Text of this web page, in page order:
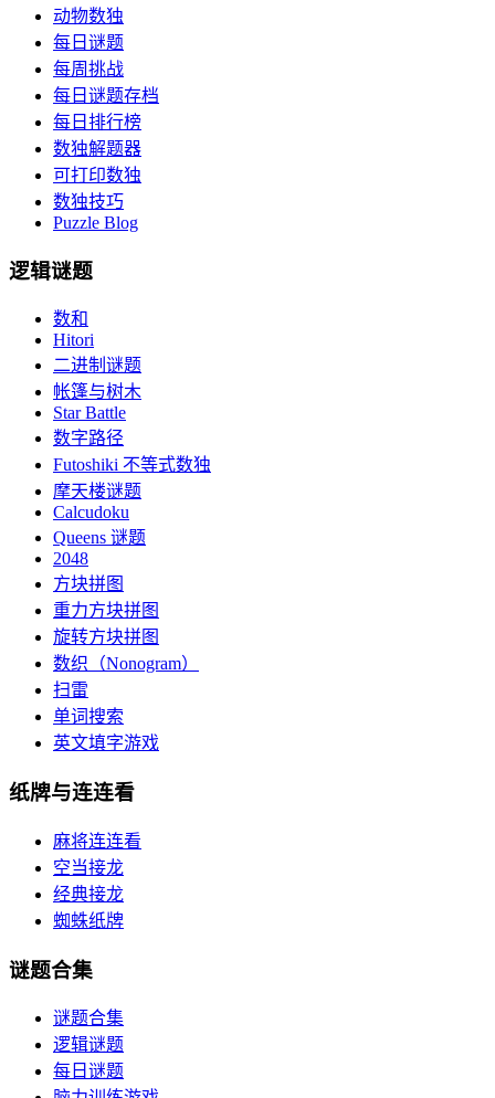
动物数独
每日谜题
每周挑战
每日谜题存档
每日排行榜
数独解题器
可打印数独
数独技巧
Puzzle Blog
逻辑谜题
数和
Hitori
二进制谜题
帐篷与树木
Star Battle
数字路径
Futoshiki 不等式数独
摩天楼谜题
Calcudoku
Queens 谜题
2048
方块拼图
重力方块拼图
旋转方块拼图
数织（Nonogram）
扫雷
单词搜索
英文填字游戏
纸牌与连连看
麻将连连看
空当接龙
经典接龙
蜘蛛纸牌
谜题合集
谜题合集
逻辑谜题
每日谜题